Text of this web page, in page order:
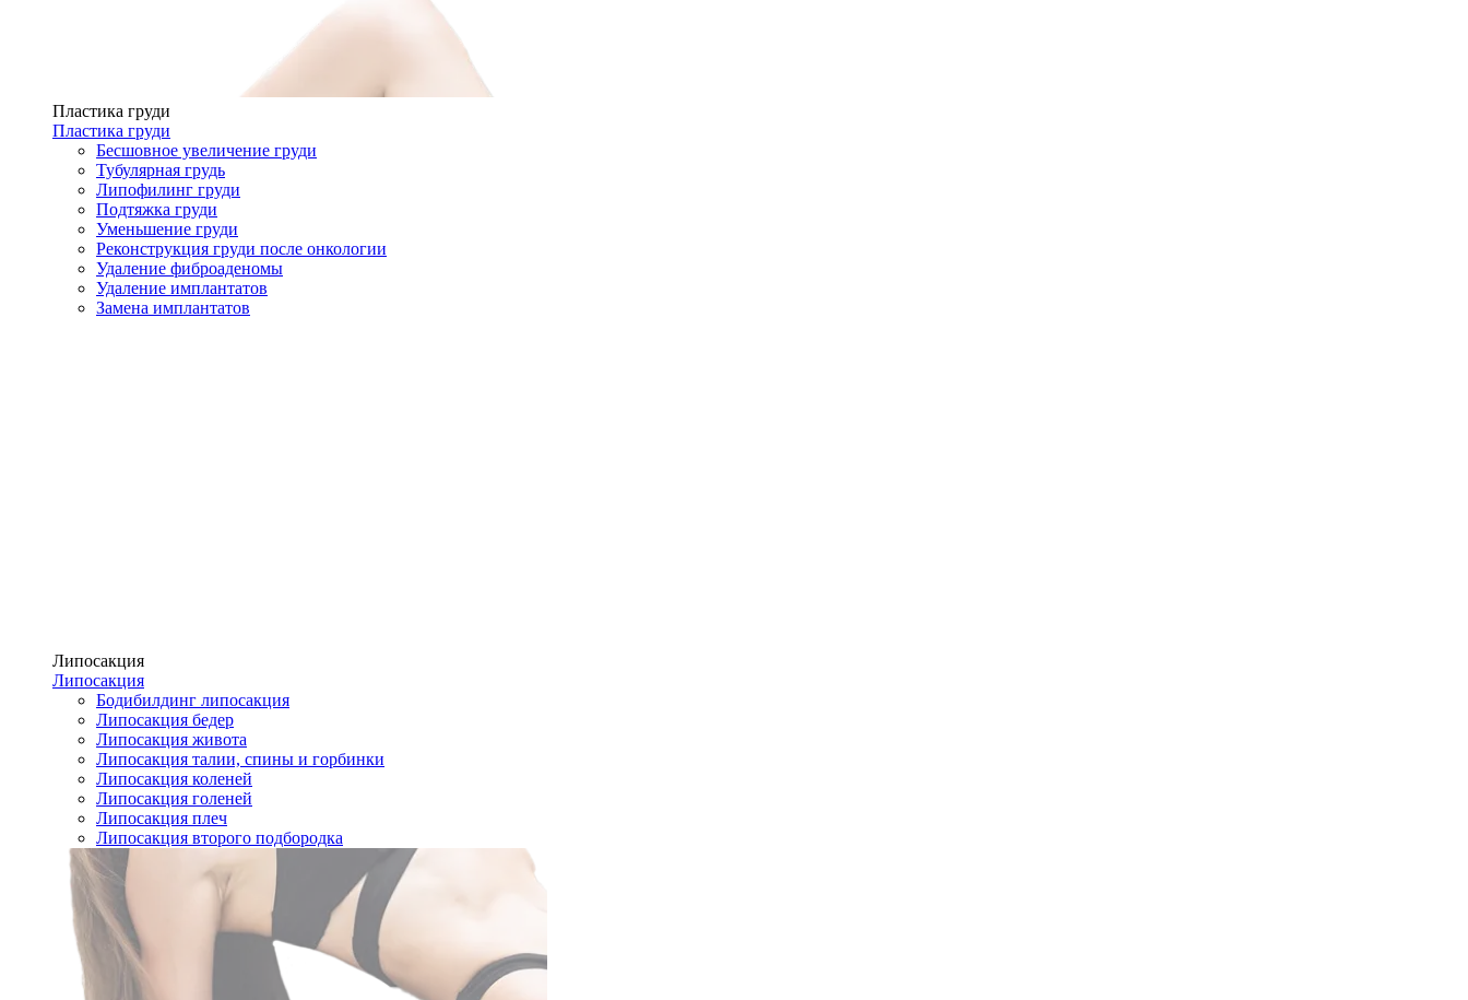
Пластика груди
Пластика груди
Бесшовное увеличение груди
Тубулярная грудь
Липофилинг груди
Подтяжка груди
Уменьшение груди
Реконструкция груди после онкологии
Удаление фиброаденомы
Удаление имплантатов
Замена имплантатов
Липосакция
Липосакция
Бодибилдинг липосакция
Липосакция бедер
Липосакция живота
Липосакция талии, спины и горбинки
Липосакция коленей
Липосакция голеней
Липосакция плеч
Липосакция второго подбородка